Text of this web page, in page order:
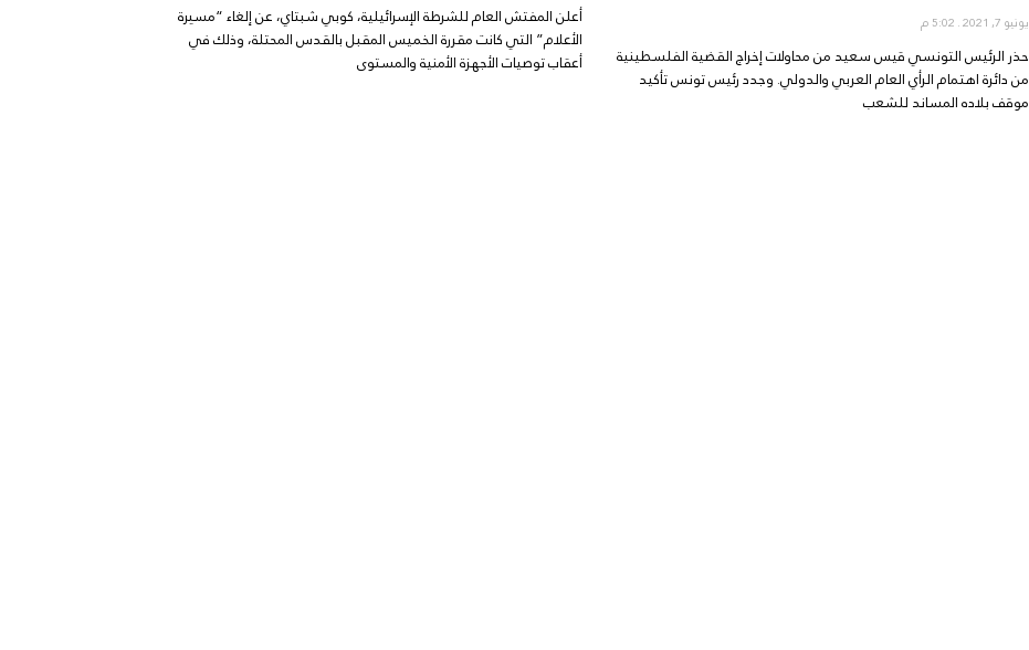
يونيو 7, 2021
حذر الرئيس التونسي قيس سعيد من محاولات إخراج القضية الفلسطينية
من دائرة اهتمام الرأي العام العربي والدولي. وجدد رئيس تونس تأكيد
موقف بلاده المساند للشعب
أعلن المفتش العام للشرطة الإسرائيلية، كوبي شبتاي، عن إلغاء “مسيرة
الأعلام” التي كانت مقررة الخميس المقبل بالقدس المحتلة، وذلك في
أعقاب توصيات الأجهزة الأمنية والمستوى